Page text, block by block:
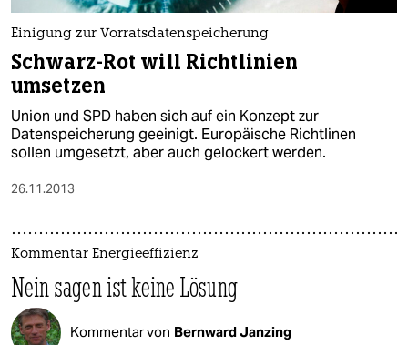
Einigung zur Vorratsdatenspeicherung
Schwarz-Rot will Richtlinien
umsetzen
Union und SPD haben sich auf ein Konzept zur
Datenspeicherung geeinigt. Europäische Richtlinen
sollen umgesetzt, aber auch gelockert werden.
26.11.2013
Kommentar Energieeffizienz
Nein sagen ist keine Lösung
Kommentar von Bernward Janzing